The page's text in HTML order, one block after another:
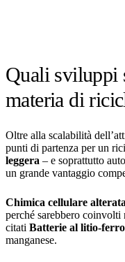
Quali sviluppi
materia di
Oltre alla scalabilità
punti di partenza per un
leggera – e soprattutto
un grande vantaggio
Chimica cellulare alterata
perché sarebbero
citati Batterie al litio-
manganese.